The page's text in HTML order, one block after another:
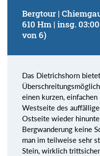
Bergtour |
610 Hm | insg.
von 6)
Das Dietrichshorn
einen kurzen,
Westseite des
Ostseite wieder
Bergwanderung keine
man im teilweise sehr
Stein, wirklich